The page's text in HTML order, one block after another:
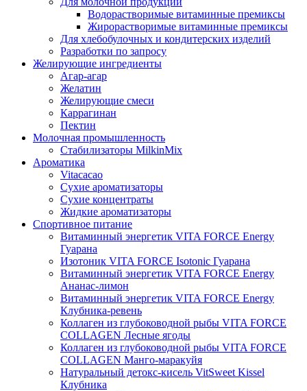
Водорастворимые витаминные премиксы
Жирорастворимые витаминные премиксы
Для хлебобулочных и кондитерских изделий
Разработки по запросу
Желирующие ингредиенты
Агар-агар
Желатин
Желирующие смеси
Каррагинан
Пектин
Молочная промышленность
Стабилизаторы MilkinMix
Ароматика
Vitacacao
Сухие ароматизаторы
Сухие концентраты
Жидкие ароматизаторы
Спортивное питание
Витаминный энергетик VITA FORCE Energy
Гуарана
Изотоник VITA FORCE Isotonic Гуарана
Витаминный энергетик VITA FORCE Energy
Ананас-лимон
Витаминный энергетик VITA FORCE Energy
Клубника-ревень
Коллаген из глубоководной рыбы VITA FORCE
COLLAGEN Лесные ягоды
Коллаген из глубоководной рыбы VITA FORCE
COLLAGEN Манго-маракуйя
Натуральный детокс-кисель VitSweet Kissel
Клубника